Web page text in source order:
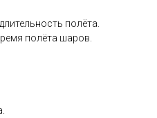
по­лёта.
по­лёта ша­ров.